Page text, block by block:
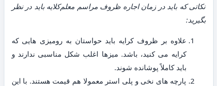
نکاتی که باید در زمان اجاره ظروف مراسم معلم‌کلایه باید در نظر
بگیرید:
علاوه بر ظروف کرایه باید حواستان به رومیزی هایی که
کرایه می کنید، باشد. میزها اغلب شکل مناسبی ندارند و
باید کاملاً پوشانده شوند.
پارچه های نخی و پلی استر معمولا هم قیمت هستند. با این